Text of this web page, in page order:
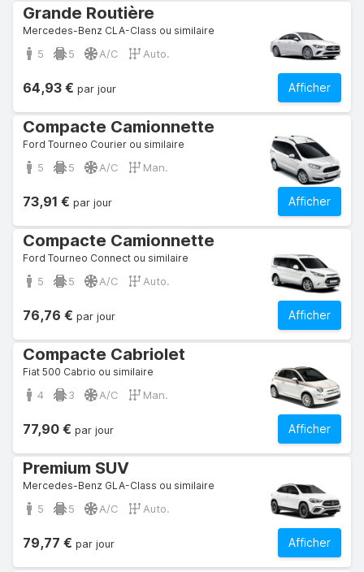
Grande Routière
Mercedes-Benz CLA-Class ou similaire
5 5 A/C Auto.
Afficher
64,93 € par jour
Compacte Camionnette
Ford Tourneo Courier ou similaire
5 5 A/C Man.
Afficher
73,91 € par jour
Compacte Camionnette
Ford Tourneo Connect ou similaire
5 5 A/C Auto.
Afficher
76,76 € par jour
Compacte Cabriolet
Fiat 500 Cabrio ou similaire
4 3 A/C Man.
Afficher
77,90 € par jour
Premium SUV
Mercedes-Benz GLA-Class ou similaire
5 5 A/C Auto.
Afficher
79,77 € par jour